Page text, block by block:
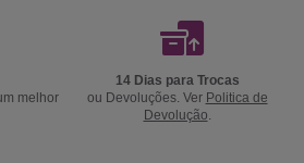
melhor
14 Dias para Trocas
ou Devoluções. Ver Politica de
Devolução.